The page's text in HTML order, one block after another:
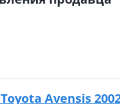
Toyota Avensis